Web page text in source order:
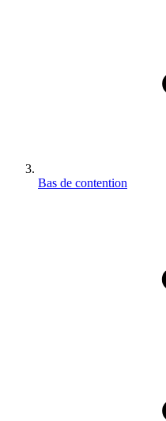
Bas de contention